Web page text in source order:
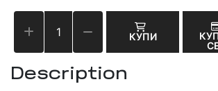
КУПИ
Description